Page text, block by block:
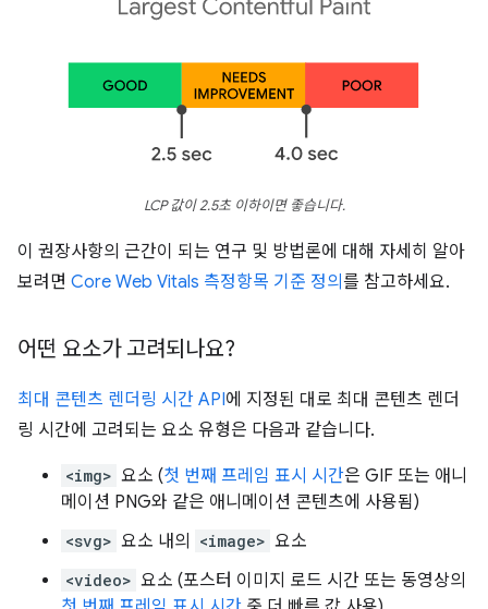
LCP 값이 2.5초 이하이면 좋습니다.
이 권장사항의 근간이 되는 연구 및 방법론에 대해 자세히 알아
보려면 Core Web Vitals 측정항목 기준 정의 를 참고하세요.
어떤 요소가 고려되나요?
최대 콘텐츠 렌더링 시간 API에 지정된 대로 최대 콘텐츠 렌더
링 시간에 고려되는 요소 유형은 다음과 같습니다.
<img> 요소 (첫 번째 프레임 표시 시간은 GIF 또는 애니
메이션 PNG와 같은 애니메이션 콘텐츠에 사용됨)
<svg> 요소 내의 <image> 요소
<video> 요소 (포스터 이미지 로드 시간 또는 동영상의